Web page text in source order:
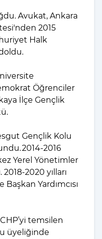
Avukat, Ankara
2015
Halk
Öğrenciler
İlçe Gençlik
Gençlik Kolu
2014-2016
Yerel Yönetimler
2020 yılları
Başkan Yardımcısı
temsilen
üyeliğinde